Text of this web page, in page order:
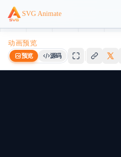
SVG Animate
动画预览
预览 源码